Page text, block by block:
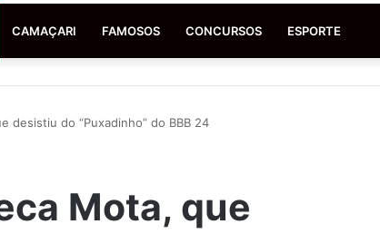
CAMAÇARI FAMOSOS CONCURSOS ESPORTE
desistiu do “Puxadinho” do BBB 24
Mota, que